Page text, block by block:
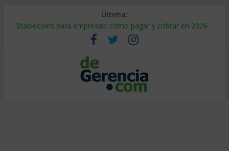
Última:
Stablecoins para empresas: cómo pagar y cobrar en 2026
Despido silencioso: qué es y por qué sale tan caro
IA en selección de personal: cómo auditarla a tiempo
Trabajo forzoso en la cadena de suministro: qué hacer
Mercado hispano de EE. UU.: cómo segmentarlo y venderle